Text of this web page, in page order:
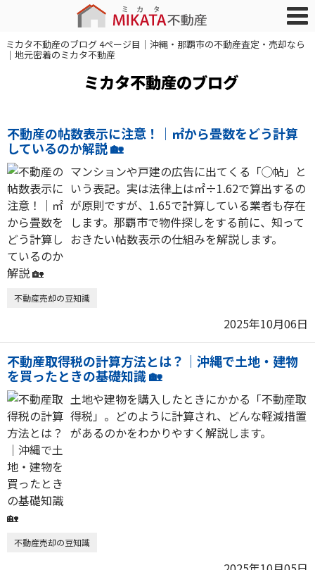
ミカタ不動産のブログ 4ページ目｜沖縄・那覇市の不動産査定・売却なら
｜地元密着のミカタ不動産
ミカタ不動産のブログ
不動産の帖数表示に注意！｜㎡から畳数をどう計算
しているのか解説 🏡
マンションや戸建の広告に出てくる「◯帖」と
いう表記。実は法律上は㎡÷1.62で算出するの
が原則ですが、1.65で計算している業者も存在
します。那覇市で物件探しをする前に、知って
おきたい帖数表示の仕組みを解説します。
不動産売却の豆知識
2025年10月06日
不動産取得税の計算方法とは？｜沖縄で土地・建物
を買ったときの基礎知識 🏡
土地や建物を購入したときにかかる「不動産取
得税」。どのように計算され、どんな軽減措置
があるのかをわかりやすく解説します。
不動産売却の豆知識